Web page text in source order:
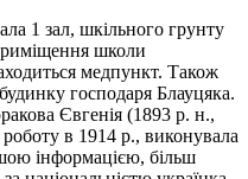
1 зал, шкільного грунту
школи
медпункт. Також
господаря Блауцяка.
Євгенія (1893 р. н.,
в 1914 р., виконувала
інформацією, більш